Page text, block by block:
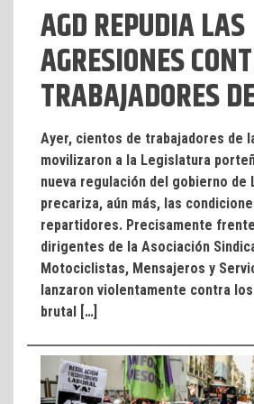
AGD REPUDIA LAS
AGRESIONES
TRABAJADORES
Ayer, cientos de trabajadores de
movilizaron a la Legislatura
nueva regulación del gobierno de
precariza, aún más, las
repartidores. Precisamente
dirigentes de la Asociación
Motociclistas, Mensajeros y
lanzaron violentamente contra
brutal […]